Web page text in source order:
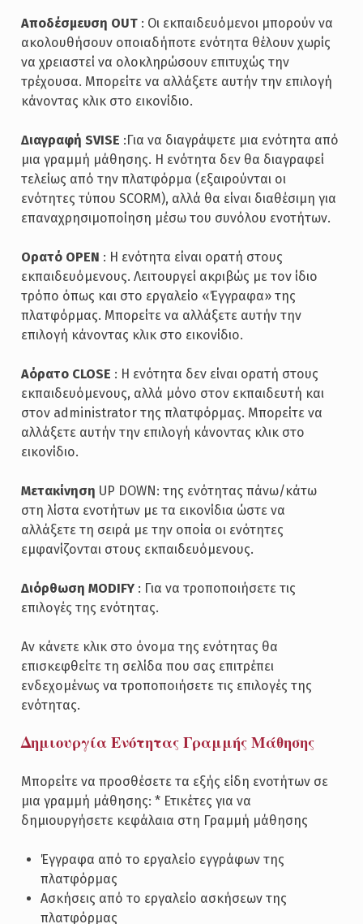
Αποδέσμευση OUT: Οι εκπαιδευόμενοι μπορούν να
ακολουθήσουν οποιαδήποτε ενότητα θέλουν χωρίς
να χρειαστεί να ολοκληρώσουν επιτυχώς την
τρέχουσα. Μπορείτε να αλλάξετε αυτήν την επιλογή
κάνοντας κλικ στο εικονίδιο.
Διαγραφή SVISE :Για να διαγράψετε μια ενότητα από
μια γραμμή μάθησης. Η ενότητα δεν θα διαγραφεί
τελείως από την πλατφόρμα (εξαιρούνται οι
ενότητες τύπου SCORM), αλλά θα είναι διαθέσιμη για
επαναχρησιμοποίηση μέσω του συνόλου ενοτήτων.
Ορατό OPEN : Η ενότητα είναι ορατή στους
εκπαιδευόμενους. Λειτουργεί ακριβώς με τον ίδιο
τρόπο όπως και στο εργαλείο «Έγγραφα» της
πλατφόρμας. Μπορείτε να αλλάξετε αυτήν την
επιλογή κάνοντας κλικ στο εικονίδιο.
Αόρατο CLOSE : Η ενότητα δεν είναι ορατή στους
εκπαιδευόμενους, αλλά μόνο στον εκπαιδευτή και
στον administrator της πλατφόρμας. Μπορείτε να
αλλάξετε αυτήν την επιλογή κάνοντας κλικ στο
εικονίδιο.
Μετακίνηση UP DOWN: της ενότητας πάνω/κάτω
στη λίστα ενοτήτων με τα εικονίδια ώστε να
αλλάξετε τη σειρά με την οποία οι ενότητες
εμφανίζονται στους εκπαιδευόμενους.
Διόρθωση MODIFY: Για να τροποποιήσετε τις
επιλογές της ενότητας.
Αν κάνετε κλικ στο όνομα της ενότητας θα
επισκεφθείτε τη σελίδα που σας επιτρέπει
ενδεχομένως να τροποποιήσετε τις επιλογές της
ενότητας.
Δημιουργία Ενότητας Γραμμής Μάθησης
Μπορείτε να προσθέσετε τα εξής είδη ενοτήτων σε
μια γραμμή μάθησης: * Ετικέτες για να
δημιουργήσετε κεφάλαια στη Γραμμή μάθησης
Έγγραφα από το εργαλείο εγγράφων της
πλατφόρμας
Ασκήσεις από το εργαλείο ασκήσεων της
πλατφόρμας